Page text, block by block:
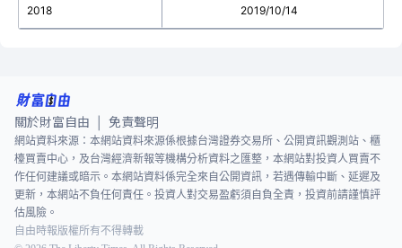
2018 2019/10/14
關於財富自由 免責聲明
網站資料來源：本網站資料來源係根據台灣證券交易所、公開資訊觀測站、櫃
檯買賣中心，及台灣經濟新報等機構分析資料之匯整，本網站對投資人買賣不
作任何建議或暗示。本網站資料係完全來自公開資訊，若遇傳輸中斷、延遲及
更新，本網站不負任何責任。投資人對交易盈虧須自負全責，投資前請謹慎評
估風險。
自由時報版權所有不得轉載